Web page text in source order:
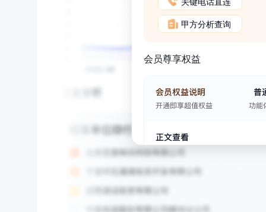
甲方分析查询
会员尊享权益